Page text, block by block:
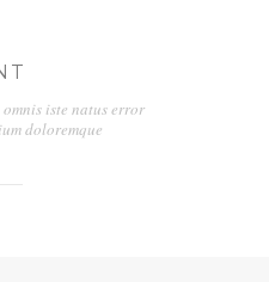
iste natus error
doloremque